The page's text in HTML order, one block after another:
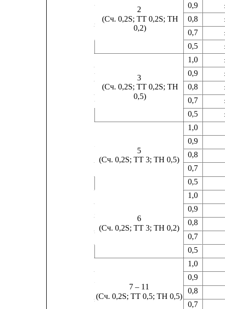
2
(Сч. 0,2S; ТТ 0,2S; ТН
0,2)
3
(Сч. 0,2S; ТТ 0,2S; ТН
0,5)
5
(Сч. 0,2S; ТТ 3; ТН 0,5)
6
(Сч. 0,2S; ТТ 3; ТН 0,2)
7 – 11
(Сч. 0,2S; ТТ 0,5; ТН 0,5)
0,9
0,8
0,7
0,5
1,0
0,9
0,8
0,7
0,5
1,0
0,9
0,8
0,7
0,5
1,0
0,9
0,8
0,7
0,5
1,0
0,9
0,8
0,7